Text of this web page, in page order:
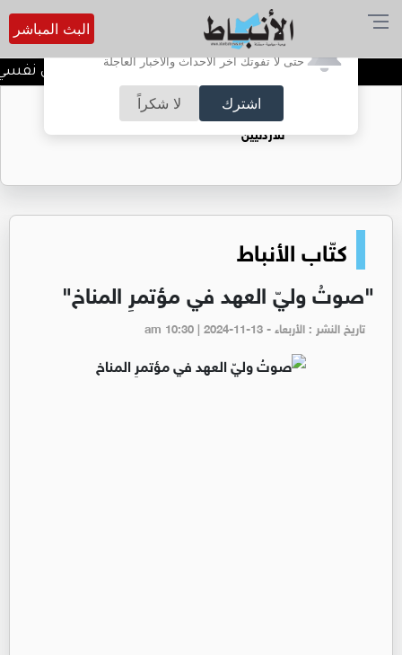
أترغب في تفعيل الإشعارات؟
حتى لا تفوتك آخر الأحداث والأخبار العاجلة
اشترك لا شكراً
البث المباشر
الضحك وقت الأزمات.. خلل نفسي
حقل الريشة حين يتحول الغاز إلى فرص عمل
للأردنيين
كتّاب الأنباط
"صوتُ وليّ العهد في مؤتمرِ المناخ"
تاريخ النشر : الأربعاء - am 10:30 | 2024-11-13